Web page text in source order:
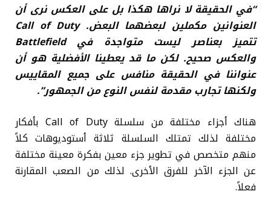
“في الحقيقة لا نراها هكذا بل على العكس نرى أن
العنوانين مكملين لبعضهما البعض. Call of Duty
تتميز بعناصر ليست متواجدة في Battlefield
والعكس صحيح. لكن ما قد يعطينا الأفضلية هو أن
عنواننا في الحقيقة منافس على جميع المقاييس
ولكنها تجارب مقدمة لنفس النوع من الجمهور”.
هناك أجزاء مختلفة من سلسلة Call of Duty بأفكار
مختلفة لذلك تمتلك السلسلة ثلاثة أستوديوهات كلاً
منهم متخصص في تطوير جزء معين بفكرة معينة مختلفة
عن الجزء الآخر للفرق الأخرى. لذلك من الصعب المقارنة
فعلاً.